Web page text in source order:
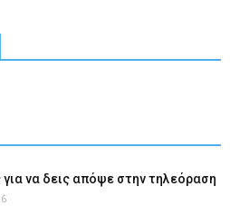
για να δεις απόψε στην τηλεόραση